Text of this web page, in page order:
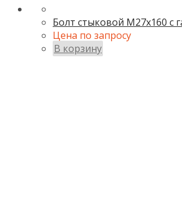
Болт стыковой М27х160 с
Цена по запросу
В корзину